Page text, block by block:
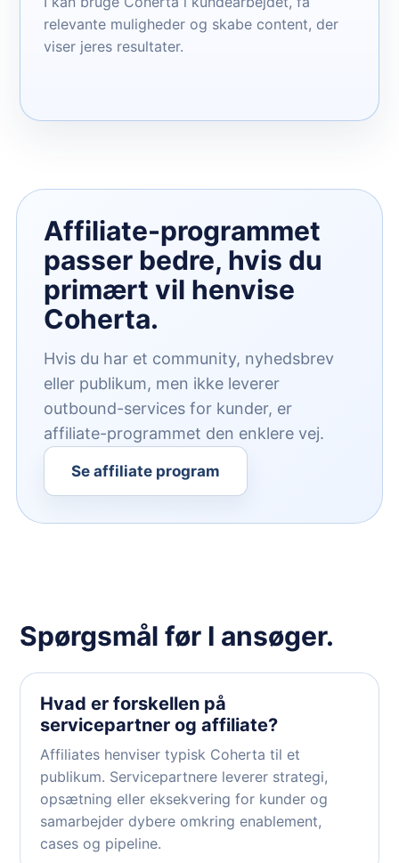
relevante muligheder og skabe content, der
viser jeres resultater.
Affiliate-programmet
passer bedre, hvis du
primært vil henvise
Coherta.
Hvis du har et community, nyhedsbrev
eller publikum, men ikke leverer
outbound-services for kunder, er
affiliate-programmet den enklere vej.
Se affiliate program
Spørgsmål før I ansøger.
Hvad er forskellen på
servicepartner og affiliate?
Affiliates henviser typisk Coherta til et
publikum. Servicepartnere leverer strategi,
opsætning eller eksekvering for kunder og
samarbejder dybere omkring enablement,
cases og pipeline.